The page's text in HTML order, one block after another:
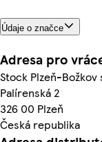
Údaje o značce
Adresa pro
Stock Plzeň-Božkov
Palírenská 2
326 00 Plzeň
Česká republika